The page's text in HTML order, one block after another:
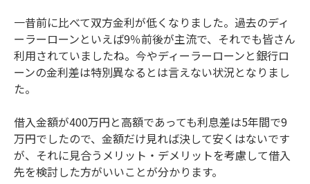
一昔前に比べて双方金利が低くなりました。過去のディ
ーラーローンといえば9％前後が主流で、それでも皆さん
利用されていましたね。今やディーラーローンと銀行ロ
ーンの金利差は特別異なるとは言えない状況となりまし
た。
借入金額が400万円と高額であっても利息差は5年間で9
万円でしたので、金額だけ見れば決して安くはないです
が、それに見合うメリット・デメリットを考慮して借入
先を検討した方がいいことが分かります。